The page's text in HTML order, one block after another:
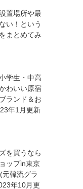
置場所や最
い！という
まとめてみ
学生・中高
わいい原宿
ランド＆お
年1月更新
を買うなら
ップin東京
元韓流グラ
年10月更